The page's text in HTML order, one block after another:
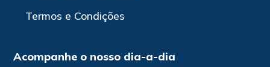
Termos e Condições
Acompanhe o nosso dia-a-dia